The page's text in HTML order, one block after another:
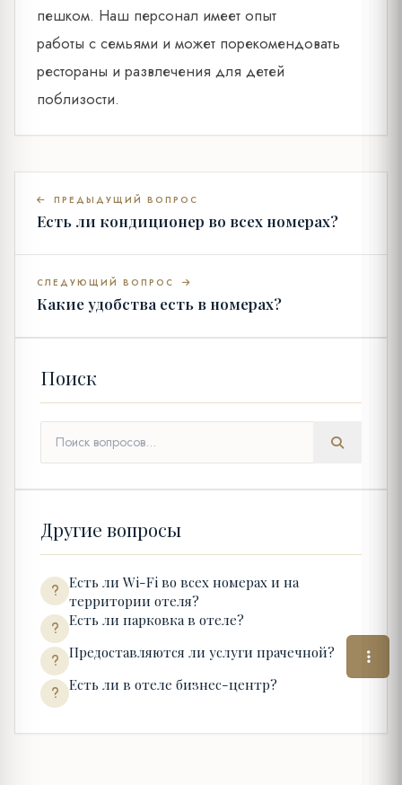
пешком. Наш персонал имеет опыт
работы с семьями и может порекомендовать
рестораны и развлечения для детей
поблизости.
ПРЕДЫДУЩИЙ ВОПРОС
Есть ли кондиционер во всех номерах?
СЛЕДУЮЩИЙ ВОПРОС
Какие удобства есть в номерах?
Поиск
Другие вопросы
Есть ли Wi-Fi во всех номерах и на
территории отеля?
Есть ли парковка в отеле?
Предоставляются ли услуги прачечной?
Есть ли в отеле бизнес-центр?